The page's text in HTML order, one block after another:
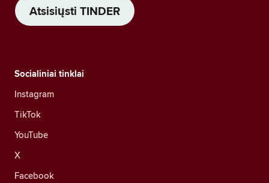
Atsisiųsti TINDER
Socialiniai tinklai
Instagram
TikTok
YouTube
X
Facebook